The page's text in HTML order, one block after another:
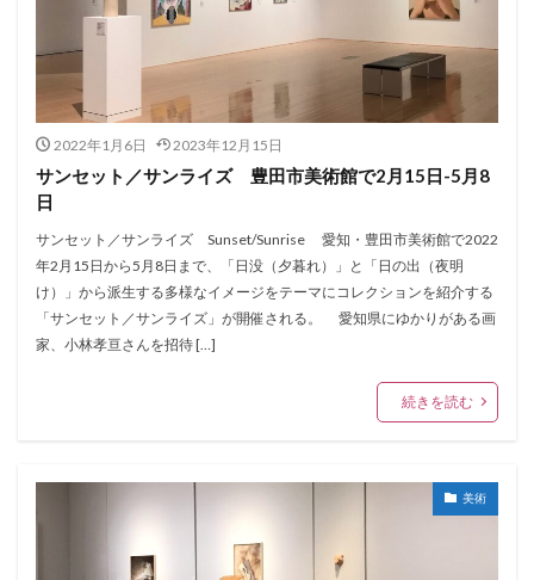
2022年1月6日 2023年12月15日
サンセット／サンライズ 豊田市美術館で2月15日-5月8
日
サンセット／サンライズ Sunset/Sunrise 愛知・豊田市美術館で2022
年2月15日から5月8日まで、「日没（夕暮れ）」と「日の出（夜明
け）」から派生する多様なイメージをテーマにコレクションを紹介する
「サンセット／サンライズ」が開催される。 愛知県にゆかりがある画
家、小林孝亘さんを招待 […]
続きを読む
美術